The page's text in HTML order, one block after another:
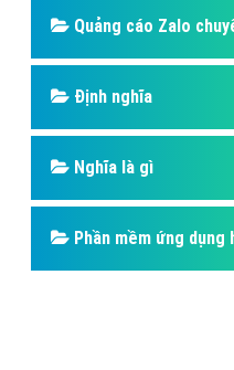
Quảng cáo Zalo
Định nghĩa
Nghĩa là gì
Phần mềm ứng dụng